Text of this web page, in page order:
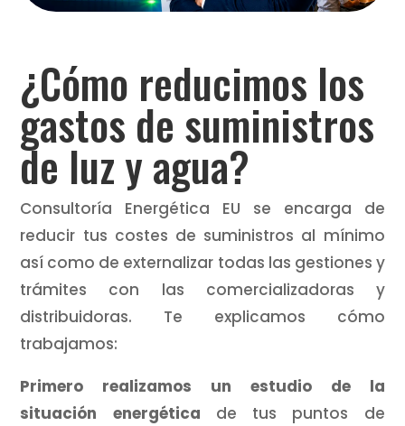
¿Cómo reducimos los
gastos de suministros
de luz y agua?
Consultoría Energética EU se encarga de
reducir tus costes de suministros al mínimo
así como de externalizar todas las gestiones y
trámites con las comercializadoras y
distribuidoras. Te explicamos cómo
trabajamos:
Primero realizamos un estudio de la
situación energética de tus puntos de